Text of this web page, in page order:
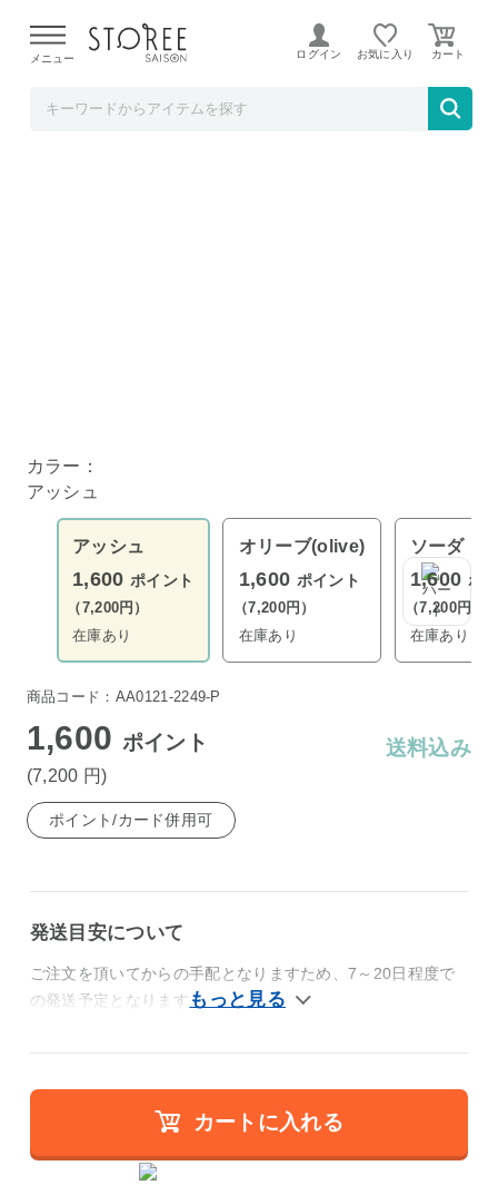
よる配送遅延が発生しております。
メニュー ログイン お気に入り
美濃焼 徳利3点セット アッシュ
カラー：
アッシュ
アッシュ
1,600 ポイント
（7,200円）
在庫あり
オリーブ(olive)
1,600 ポイント
（7,200円）
在庫あり
ソーダ
1,600 ポ
（7,200円）
在庫あり
商品コード：AA0121-2249-P
1,600 ポイント
(7,200 円)
送料込み
ポイント/カード併用可
発送目安について
ご注文を頂いてからの手配となりますため、7～20日程度で
の発送予定となります。
カートに入れる